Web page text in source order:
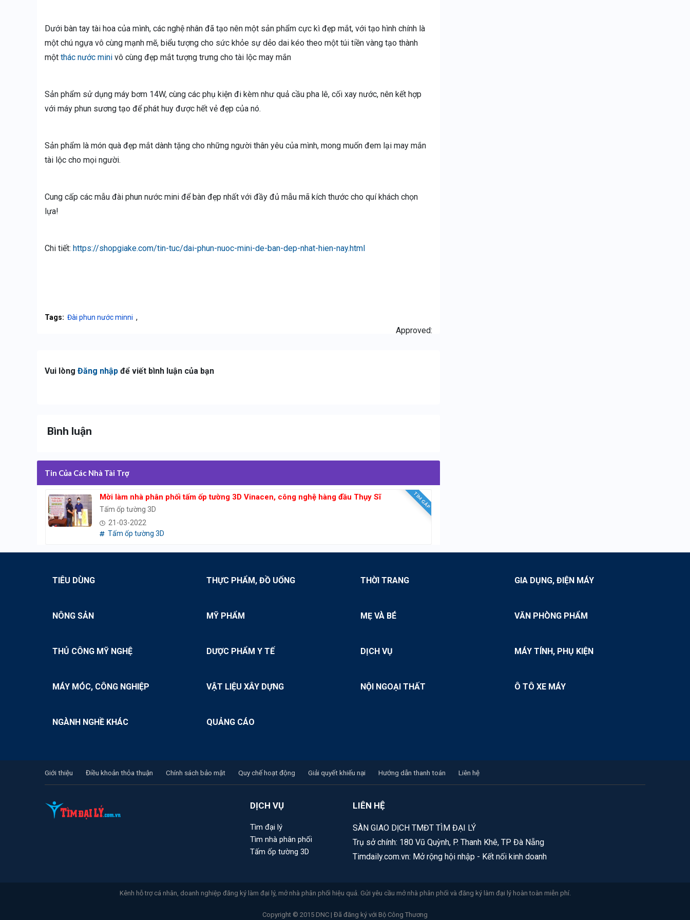
Dưới bàn tay tài hoa của mình, các nghệ nhân đã tạo nên một sản phẩm cực kì đẹp mắt, với tạo hình chính là
một chú ngựa vô cùng mạnh mẽ, biểu tượng cho sức khỏe sự dẻo dai kéo theo một túi tiền vàng tạo thành
một thác nước mini vô cùng đẹp mắt tượng trưng cho tài lộc may mắn
Sản phẩm sử dụng máy bơm 14W, cùng các phụ kiện đi kèm như quả cầu pha lê, cối xay nước, nên kết hợp
với máy phun sương tạo để phát huy được hết vẻ đẹp của nó.
Sản phẩm là món quà đẹp mắt dành tặng cho những người thân yêu của mình, mong muốn đem lại may mắn
tài lộc cho mọi người.
Cung cấp các mẫu đài phun nước mini để bàn đẹp nhất với đầy đủ mẫu mã kích thước cho quí khách chọn
lựa!
Chi tiết: https://shopgiake.com/tin-tuc/dai-phun-nuoc-mini-de-ban-dep-nhat-hien-nay.html
Tags: Đài phun nước minni ,
Approved:
Vui lòng Đăng nhập để viết bình luận của bạn
Bình luận
Tin Của Các Nhà Tài Trợ
TÌM GẤP
Mời làm nhà phân phối tấm ốp tường 3D Vinacen, công nghệ hàng đầu Thụy Sĩ
Tấm ốp tường 3D
21-03-2022
Tấm ốp tường 3D
TIÊU DÙNG THỰC PHẨM, ĐỒ UỐNG THỜI TRANG GIA DỤNG, ĐIỆN MÁY
NÔNG SẢN MỸ PHẨM MẸ VÀ BÉ VĂN PHÒNG PHẨM
THỦ CÔNG MỸ NGHỆ DƯỢC PHẨM Y TẾ DỊCH VỤ MÁY TÍNH, PHỤ KIỆN
MÁY MÓC, CÔNG NGHIỆP VẬT LIỆU XÂY DỰNG NỘI NGOẠI THẤT Ô TÔ XE MÁY
NGÀNH NGHỀ KHÁC QUẢNG CÁO
Giới thiệu Điều khoản thỏa thuận Chính sách bảo mật Quy chế hoạt động Giải quyết khiếu nại Hướng dẫn thanh toán Liên hệ
DỊCH VỤ
Tìm đại lý
Tìm nhà phân phối
Tấm ốp tường 3D
LIÊN HỆ
SÀN GIAO DỊCH TMĐT TÌM ĐẠI LÝ
Trụ sở chính: 180 Vũ Quỳnh, P. Thanh Khê, TP Đà Nẵng
Timdaily.com.vn: Mở rộng hội nhập - Kết nối kinh doanh
Kênh hỗ trợ cá nhân, doanh nghiệp đăng ký làm đại lý, mở nhà phân phối hiệu quả. Gửi yêu cầu mở nhà phân phối và đăng ký làm đại lý hoàn toàn miễn phí.
Copyright © 2015 DNC | Đã đăng ký với Bộ Công Thương